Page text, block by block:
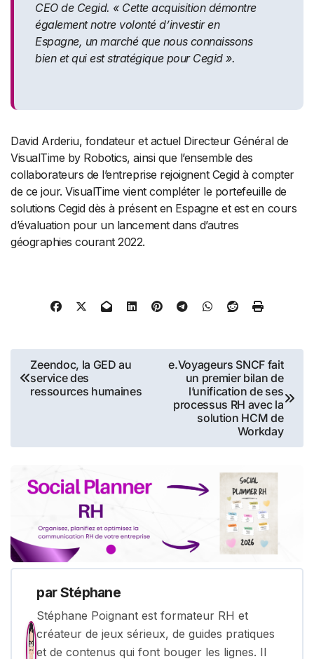
CEO de Cegid. « Cette acquisition démontre
également notre volonté d’investir en
Espagne, un marché que nous connaissons
bien et qui est stratégique pour Cegid ».
David Arderiu, fondateur et actuel Directeur Général de
VisualTime by Robotics, ainsi que l’ensemble des
collaborateurs de l’entreprise rejoignent Cegid à compter
de ce jour. VisualTime vient compléter le portefeuille de
solutions Cegid dès à présent en Espagne et est en cours
d’évaluation pour un lancement dans d’autres
géographies courant 2022.
Navigation
de
Zeendoc, la GED au
service des
ressources humaines
e.Voyageurs SNCF fait
un premier bilan de
l’unification de ses
processus RH avec la
solution HCM de
Workday
parStéphane
Stéphane Poignant est formateur RH et
créateur de jeux sérieux, de guides pratiques
et de contenus qui font bouger les lignes. Il